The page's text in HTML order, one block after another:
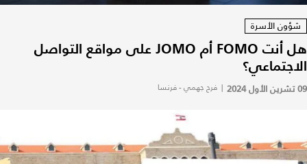
شؤون الأسرة
هل أنت FOMO أم JOMO على مواقع التواصل
الاجتماعي؟
09 تشرين الأول 2024 | فرح جهمي - فرنسا